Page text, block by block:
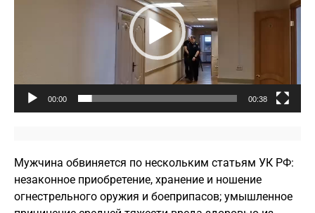
00:00 00:38
Мужчина обвиняется по нескольким статьям УК РФ:
незаконное приобретение, хранение и ношение
огнестрельного оружия и боеприпасов; умышленное